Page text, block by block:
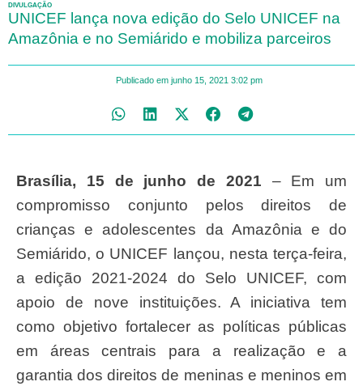
DIVULGAÇÃO
UNICEF lança nova edição do Selo UNICEF na
Amazônia e no Semiárido e mobiliza parceiros
Publicado em junho 15, 2021 3:02 pm
Brasília, 15 de junho de 2021 – Em um
compromisso conjunto pelos direitos de
crianças e adolescentes da Amazônia e do
Semiárido, o UNICEF lançou, nesta terça-feira,
a edição 2021-2024 do Selo UNICEF, com
apoio de nove instituições. A iniciativa tem
como objetivo fortalecer as políticas públicas
em áreas centrais para a realização e a
garantia dos direitos de meninas e meninos em